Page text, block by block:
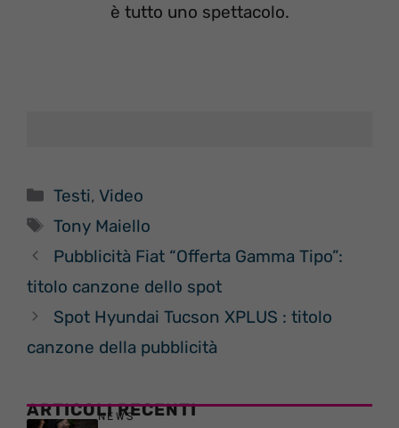
è tutto uno spettacolo.
Categorie
Testi,Video
Tag
Tony Maiello
Pubblicità Fiat “Offerta Gamma Tipo”:
titolo canzone dello spot
Spot Hyundai Tucson XPLUS : titolo
canzone della pubblicità
ARTICOLI RECENTI
NEWS